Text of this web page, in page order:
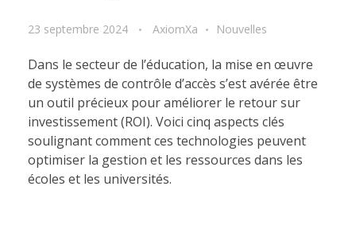
23 septembre 2024 AxiomXa Nouvelles
Dans le secteur de l’éducation, la mise en œuvre
de systèmes de contrôle d’accès s’est avérée être
un outil précieux pour améliorer le retour sur
investissement (ROI). Voici cinq aspects clés
soulignant comment ces technologies peuvent
optimiser la gestion et les ressources dans les
écoles et les universités.